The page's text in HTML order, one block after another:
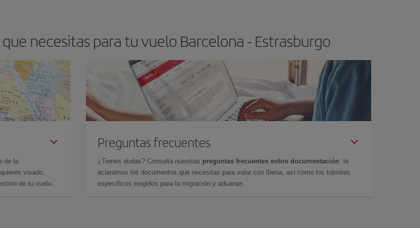
necesitas para tu vuelo Barcelona - Estrasburgo
de la
visado,
de tu vuelo.
Preguntas frecuentes
¿Tienes dudas? Consulta nuestras preguntas frecuentes sobre documentación: te
aclaramos los documentos que necesitas para volar con Iberia, así como los trámites
específicos exigidos para la migración y aduanas.